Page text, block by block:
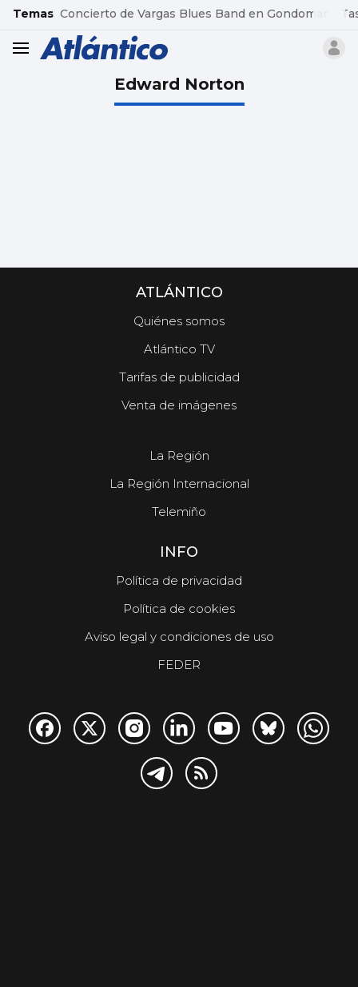
common.go-to-content
Temas Concierto de Vargas Blues Band en Gondomar
header.menu.open
Edward Norton
ATLÁNTICO
Quiénes somos
Atlántico TV
Tarifas de publicidad
Venta de imágenes
La Región
La Región Internacional
Telemiño
INFO
Política de privacidad
Política de cookies
Aviso legal y condiciones de uso
FEDER